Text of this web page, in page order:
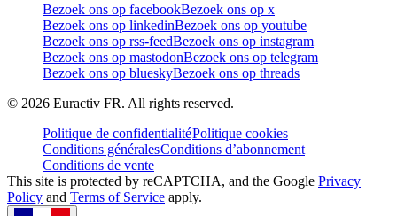
Bezoek ons op facebookBezoek ons op x
Bezoek ons op linkedinBezoek ons op youtube
Bezoek ons op rss-feedBezoek ons op instagram
Bezoek ons op mastodonBezoek ons op telegram
Bezoek ons op blueskyBezoek ons op threads
© 2026 Euractiv FR. All rights reserved.
Politique de confidentialitéPolitique cookies
Conditions généralesConditions d’abonnement
Conditions de vente
This site is protected by reCAPTCHA, and the Google Privacy
Policy and Terms of Service apply.